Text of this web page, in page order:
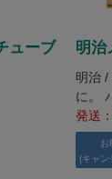
ューブ 明治
明治 /
に。
行え
発送：
お
(キャン